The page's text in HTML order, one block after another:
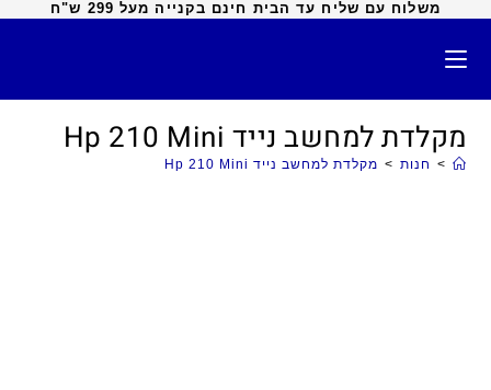
משלוח עם שליח עד הבית חינם בקנייה מעל 299 ש"ח
מקלדת למחשב נייד Hp 210 Mini
> חנות > מקלדת למחשב נייד Hp 210 Mini